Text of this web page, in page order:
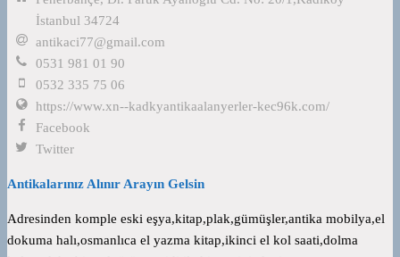
İstanbul 34724
antikaci77@gmail.com
0531 981 01 90
0532 335 75 06
https://www.xn--kadkyantikaalanyerler-kec96k.com/
Facebook
Twitter
Antikalarınız Alınır Arayın Gelsin
Adresinden komple eski eşya,kitap,plak,gümüşler,antika mobilya,el
dokuma halı,osmanlıca el yazma kitap,ikinci el kol saati,dolma